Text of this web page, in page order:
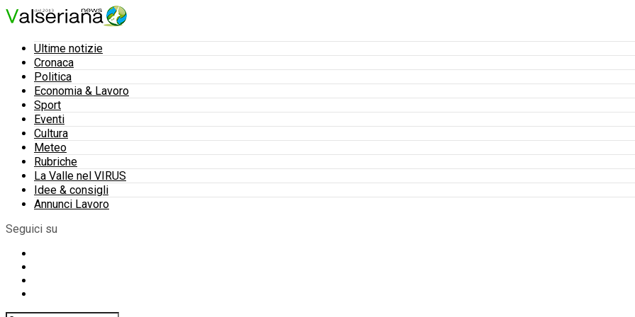
Ultime notizie
Cronaca
Politica
Economia & Lavoro
Sport
Eventi
Cultura
Meteo
Rubriche
La Valle nel VIRUS
Idee & consigli
Annunci Lavoro
Seguici su